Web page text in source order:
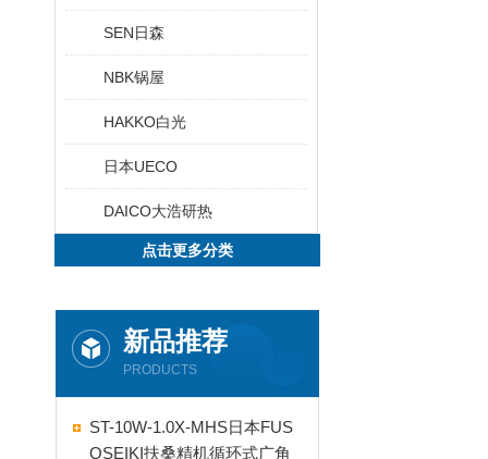
SEN日森
NBK锅屋
HAKKO白光
日本UECO
DAICO大浩研热
点击更多分类
新品推荐
PRODUCTS
ST-10W-1.0X-MHS日本FUS
OSEIKI扶桑精机循环式广角